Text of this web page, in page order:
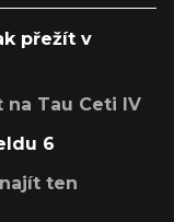
přežít v
Tau Ceti IV
6
ten